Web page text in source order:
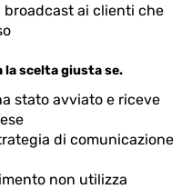
broadcast ai clienti che
la scelta giusta se.
stato avviato e riceve
di comunicazione
non utilizza